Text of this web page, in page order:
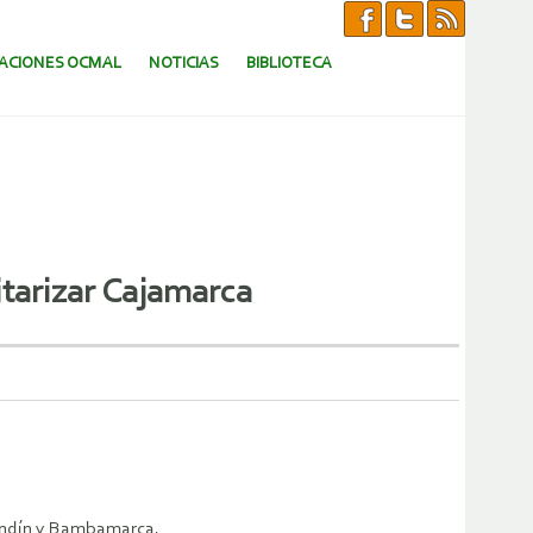
OCMAL NOTICIAS BIBLIOTECA
Cajamarca